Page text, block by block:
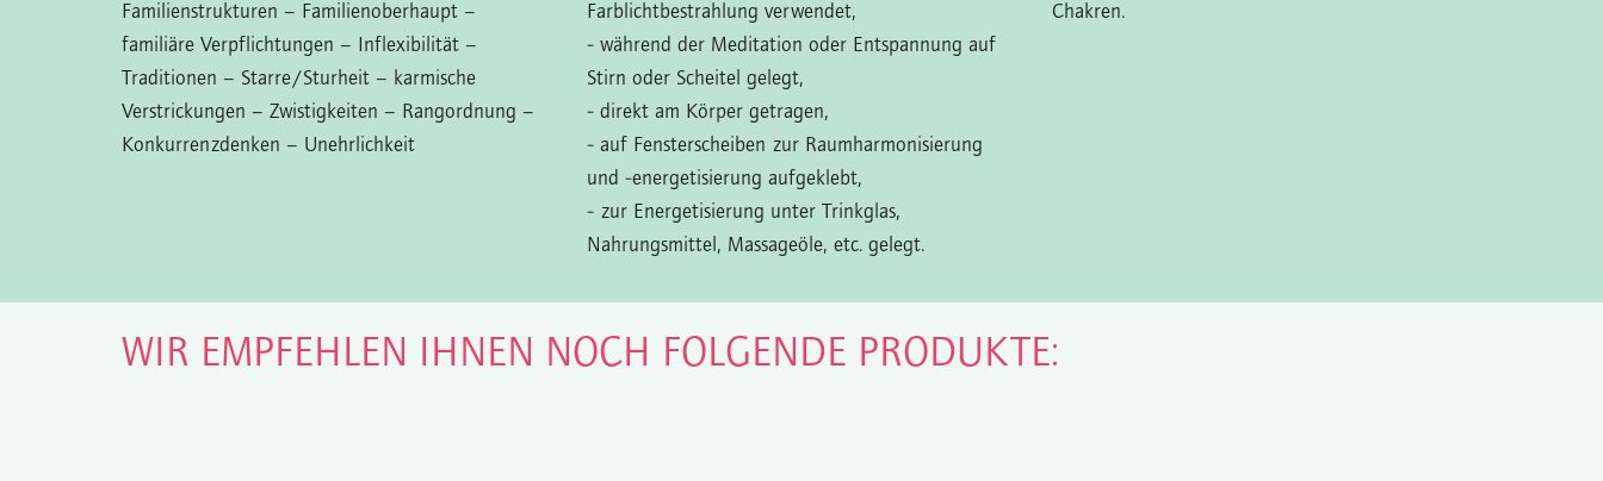
Familienstrukturen – Familienoberhaupt –
familiäre Verpflichtungen – Inflexibilität –
Traditionen – Starre/Sturheit – karmische
Verstrickungen – Zwistigkeiten – Rangordnung –
Konkurrenzdenken – Unehrlichkeit
Farblichtbestrahlung verwendet,
- während der Meditation oder Entspannung auf
Stirn oder Scheitel gelegt,
- direkt am Körper getragen,
- auf Fensterscheiben zur Raumharmonisierung
und -energetisierung aufgeklebt,
- zur Energetisierung unter Trinkglas,
Nahrungsmittel, Massageöle, etc. gelegt.
Chakren.
WIR EMPFEHLEN IHNEN NOCH FOLGENDE PRODUKTE: